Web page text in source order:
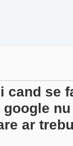
cand se
ar